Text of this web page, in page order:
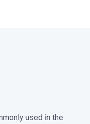
used in the